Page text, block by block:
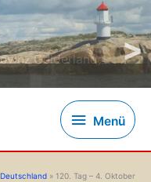
>
Menü
Menü
Deutschland 120. Tag – 4. Oktober